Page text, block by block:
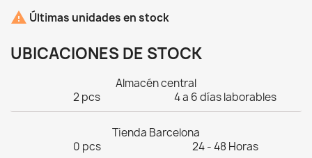
 Últimas unidades en stock
UBICACIONES DE STOCK
Almacén central
2 pcs
4 a 6 días laborables
Tienda Barcelona
0 pcs
24 - 48 Horas